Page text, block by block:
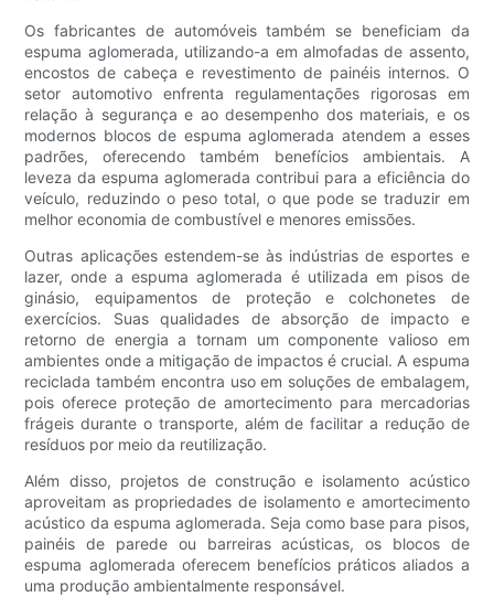
Os fabricantes de automóveis também se beneficiam da
espuma aglomerada, utilizando-a em almofadas de assento,
encostos de cabeça e revestimento de painéis internos. O
setor automotivo enfrenta regulamentações rigorosas em
relação à segurança e ao desempenho dos materiais, e os
modernos blocos de espuma aglomerada atendem a esses
padrões, oferecendo também benefícios ambientais. A
leveza da espuma aglomerada contribui para a eficiência do
veículo, reduzindo o peso total, o que pode se traduzir em
melhor economia de combustível e menores emissões.
Outras aplicações estendem-se às indústrias de esportes e
lazer, onde a espuma aglomerada é utilizada em pisos de
ginásio, equipamentos de proteção e colchonetes de
exercícios. Suas qualidades de absorção de impacto e
retorno de energia a tornam um componente valioso em
ambientes onde a mitigação de impactos é crucial. A espuma
reciclada também encontra uso em soluções de embalagem,
pois oferece proteção de amortecimento para mercadorias
frágeis durante o transporte, além de facilitar a redução de
resíduos por meio da reutilização.
Além disso, projetos de construção e isolamento acústico
aproveitam as propriedades de isolamento e amortecimento
acústico da espuma aglomerada. Seja como base para pisos,
painéis de parede ou barreiras acústicas, os blocos de
espuma aglomerada oferecem benefícios práticos aliados a
uma produção ambientalmente responsável.